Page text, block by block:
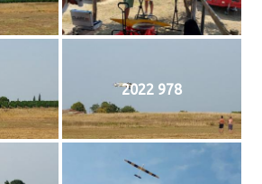
2022 978